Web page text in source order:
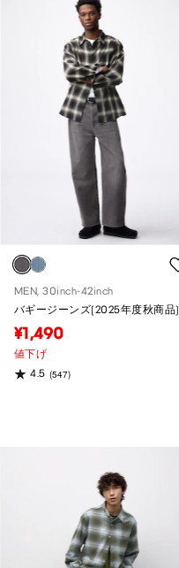
MEN, 30inch-42inch
バギージーンズ(2025年度秋商品)
¥1,490
値下げ
4.5 (547)